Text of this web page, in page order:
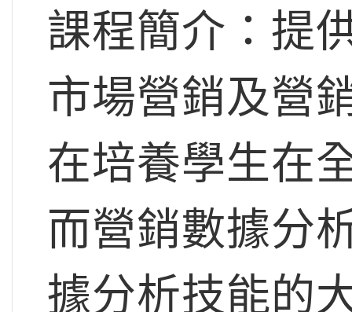
課程簡介：提
市場營銷及營
在培養學生在
而營銷數據分
據分析技能的